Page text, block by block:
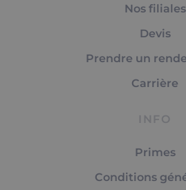
Nos filiales
Devis
Prendre un
Carrière
INFO
Primes
Conditions